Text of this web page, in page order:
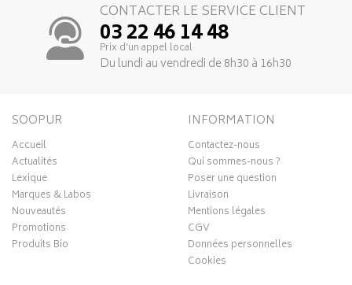
CONTACTER LE SERVICE CLIENT
03 22 46 14 48
Prix d’un appel local
Du lundi au vendredi de 8h30 à 16h30
SOOPUR
Accueil
Actualités
Lexique
Marques & Labos
Nouveautés
Promotions
Produits Bio
INFORMATION
Contactez-nous
Qui sommes-nous ?
Poser une question
Livraison
Mentions légales
CGV
Données personnelles
Cookies